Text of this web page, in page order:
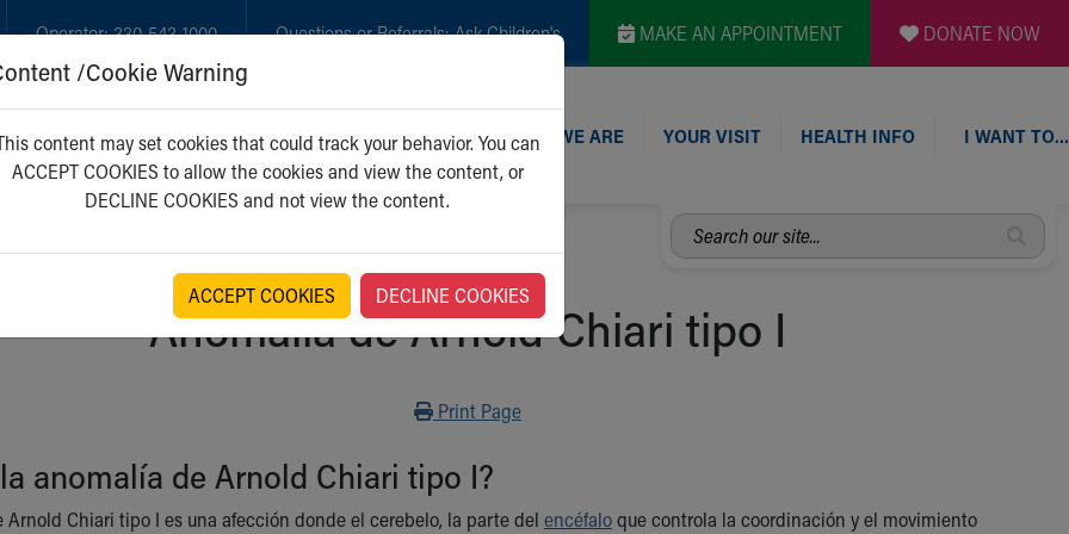
Operator:330-543-1000 Questions or Referrals:Ask Children's MAKE AN APPOINTMENT DONATE NOW
GET CARE NEW PARENTS WHO WE ARE YOUR VISIT HEALTH INFO I WANT TO…
Search
our
Anomalía de Arnold Chiari tipo I
Print
Print Page
anomalía de Arnold Chiari tipo I?
Arnold Chiari tipo I es una afección donde el cerebelo, la parte del encéfaloque controla la coordinación y el movimiento
/Cookie Warning
content may set cookies that could track your behavior. You can
ACCEPT COOKIES to allow the cookies and view the content, or
DECLINE COOKIES and not view the content.
ACCEPT COOKIES DECLINE COOKIES